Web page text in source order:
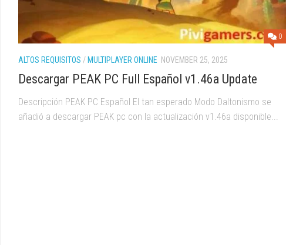
0
ALTOS REQUISITOS /MULTIPLAYER ONLINE NOVEMBER 25, 2025
Descargar PEAK PC Full Español v1.46a Update
Descripción PEAK PC Español El tan esperado Modo Daltonismo se
añadió a descargar PEAK pc con la actualización v1.46a disponible...